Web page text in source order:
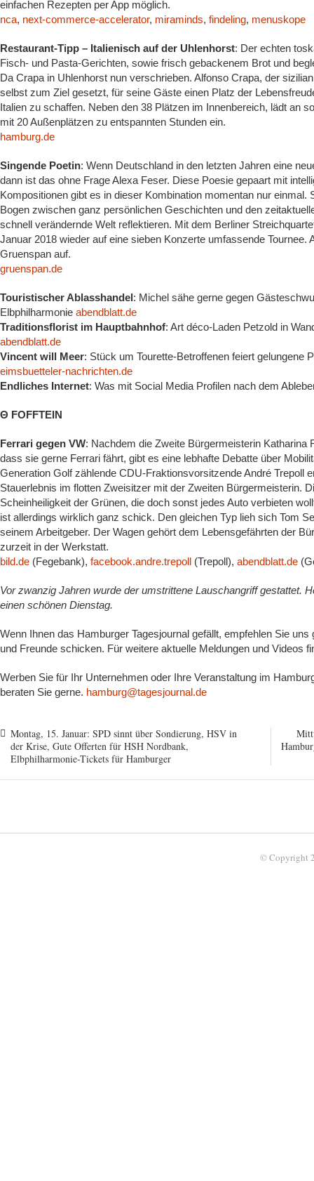
einfachen Rezepten per App möglich.
nca, next-commerce-accelerator, miraminds, findeling, menuskope
Restaurant-Tipp – Italienisch auf der Uhlenhorst: Der echten
Fisch- und Pasta-Gerichten, sowie frisch gebackenem Brot und
Da Crapa in Uhlenhorst nun verschrieben. Alfonso Crapa, der
selbst zum Ziel gesetzt, für seine Gäste einen Platz der
Italien zu schaffen. Neben den 38 Plätzen im Innenbereich, lädt an
mit 20 Außenplätzen zu entspannten Stunden ein.
hamburg.de
Singende Poetin: Wenn Deutschland in den letzten Jahren eine
dann ist das ohne Frage Alexa Feser. Diese Poesie gepaart mit
Kompositionen gibt es in dieser Kombination momentan nur einmal.
Bogen zwischen ganz persönlichen Geschichten und den
schnell verändernde Welt reflektieren. Mit dem Berliner
Januar 2018 wieder auf eine sieben Konzerte umfassende Tournee.
Gruenspan auf.
gruenspan.de
Touristischer Ablasshandel: Michel sähe gerne gegen
Elbphilharmonie abendblatt.de
Traditionsflorist im Hauptbahnhof: Art déco-Laden Petzold in
abendblatt.de
Vincent will Meer: Stück um Tourette-Betroffenen feiert gelungene
eimsbuetteler-nachrichten.de
Endliches Internet: Was mit Social Media Profilen nach dem
Θ FOFFTEIN
Ferrari gegen VW: Nachdem die Zweite Bürgermeisterin Katharina
dass sie gerne Ferrari fährt, gibt es eine lebhafte Debatte über
Generation Golf zählende CDU-Fraktionsvorsitzende André Trepoll
Stauerlebnis im flotten Zweisitzer mit der Zweiten Bürgermeisterin.
Scheinheiligkeit der Grünen, die doch sonst jedes Auto verbieten
ist allerdings wirklich ganz schick. Den gleichen Typ lieh sich Tom
seinem Arbeitgeber. Der Wagen gehört dem Lebensgefährten der
zurzeit in der Werkstatt.
bild.de (Fegebank), facebook.andre.trepoll (Trepoll), abendblatt.de
Vor zwanzig Jahren wurde der umstrittene Lauschangriff gestattet.
einen schönen Dienstag.
Wenn Ihnen das Hamburger Tagesjournal gefällt, empfehlen Sie
und Freunde schicken. Für weitere aktuelle Meldungen und Videos
Werben Sie für Ihr Unternehmen oder Ihre Veranstaltung im
beraten Sie gerne. hamburg@tagesjournal.de
Montag, 15. Januar: SPD sinnt über Sondierung, HSV in
der Krise, Gute Offerten für HSH Nordbank,
Elbphilharmonie-Tickets für Hamburger
© Copyright